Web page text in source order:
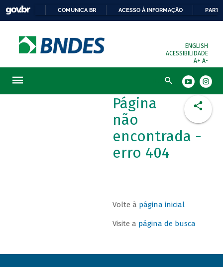
COMUNICA BR ACESSO À INFORMAÇÃO
ENGLISH
ACESSIBILIDADE
A+ A-
Busca
Página
não
encontrada -
erro 404
Volte à página inicial
Visite a página de busca